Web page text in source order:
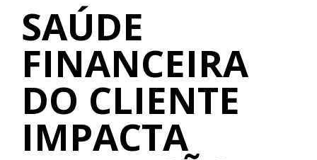
SAÚDE
FINANCEIRA
DO CLIENTE
IMPACTA